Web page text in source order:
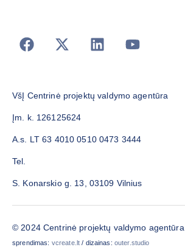
VšĮ Centrinė projektų valdymo agentūra
Įm. k. 126125624
A.s. LT 63 4010 0510 0473 3444
Tel.
S. Konarskio g. 13, 03109 Vilnius
© 2024 Centrinė projektų valdymo agentūra
sprendimas: vcreate.lt / dizainas: outer.studio